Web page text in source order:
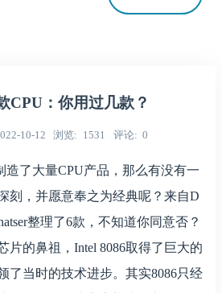
CPU：你用过几款？
10-12 浏览 1531 评论 0
造了大量CPU产品，那么有没有一
刻，并愿意奉之为经典呢？来自D
整理了6款，不知道你同意否？
片的鼻祖，Intel 8086取得了巨大的
了当时的技术进步。其实8086只经